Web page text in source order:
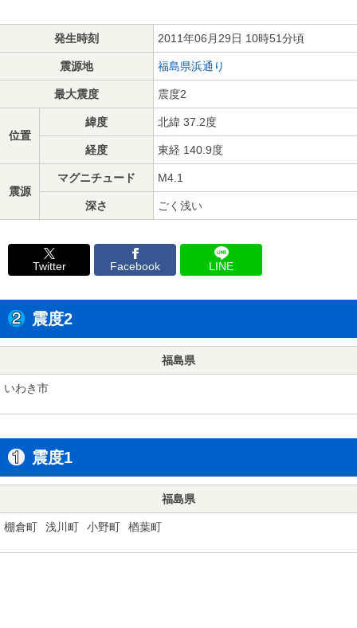
発生時刻 2011年06月29日 10時51分頃
震源地 福島県浜通り
最大震度 震度2
位置
緯度 北緯 37.2度
経度 東経 140.9度
震源
マグニチュード M4.1
深さ ごく浅い
Twitter Facebook LINE
震度2
福島県
いわき市
震度1
福島県
棚倉町 浅川町 小野町 楢葉町